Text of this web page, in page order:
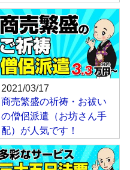
2021/03/17
商売繁盛の祈祷・お祓い
の僧侶派遣（お坊さん手
配）が人気です！